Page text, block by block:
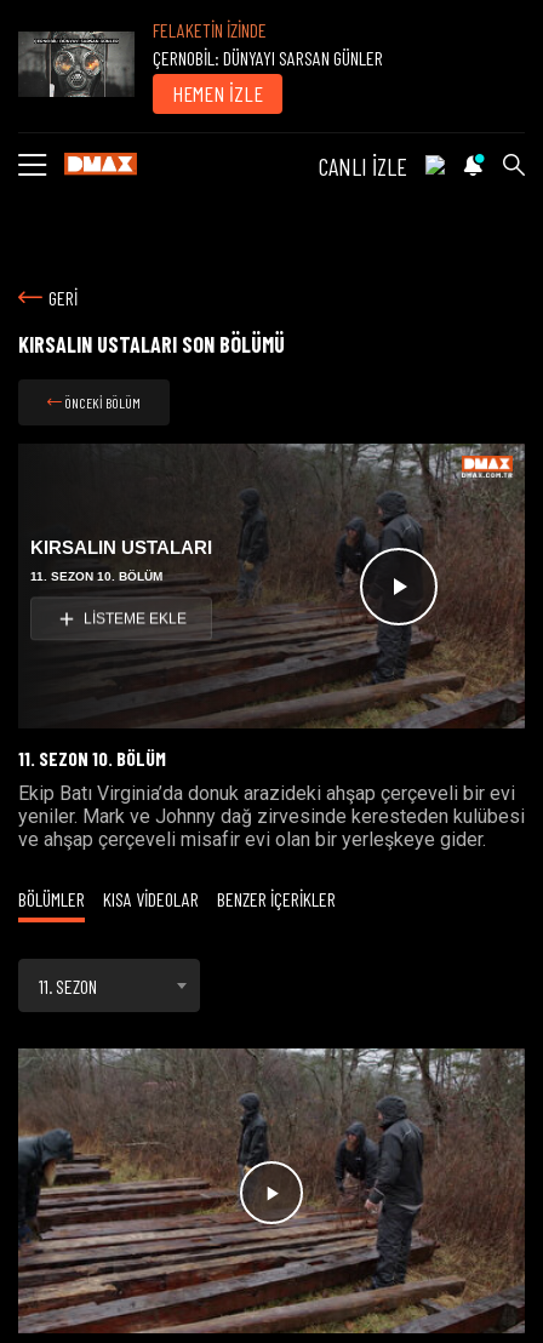
FELAKETİN İZİNDE
ÇERNOBİL: DÜNYAYI SARSAN GÜNLER
HEMEN İZLE
CANLI İZLE
GERİ
KIRSALIN USTALARI SON BÖLÜMÜ
ÖNCEKİ BÖLÜM
Videoyu
Oynat
KIRSALIN USTALARI
11. SEZON 10. BÖLÜM
LİSTEME EKLE
11. SEZON 10. BÖLÜM
Ekip Batı Virginia’da donuk arazideki ahşap çerçeveli bir evi
yeniler. Mark ve Johnny dağ zirvesinde keresteden kulübesi
ve ahşap çerçeveli misafir evi olan bir yerleşkeye gider.
BÖLÜMLER KISA VİDEOLAR BENZER İÇERİKLER
11. SEZON